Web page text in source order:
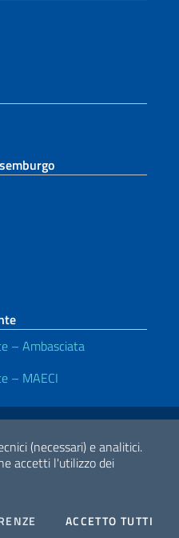
(necessari) e analitici.
accetti l'utilizzo dei
COOKIESACCETTO TUTTI
– Ambasciata
– MAECI